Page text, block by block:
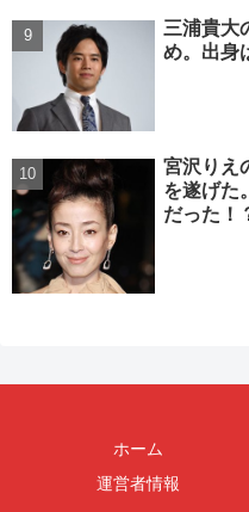
三浦貴大
め。出身
宮沢りえ
を遂げた
だった！
ホーム
運営者情報